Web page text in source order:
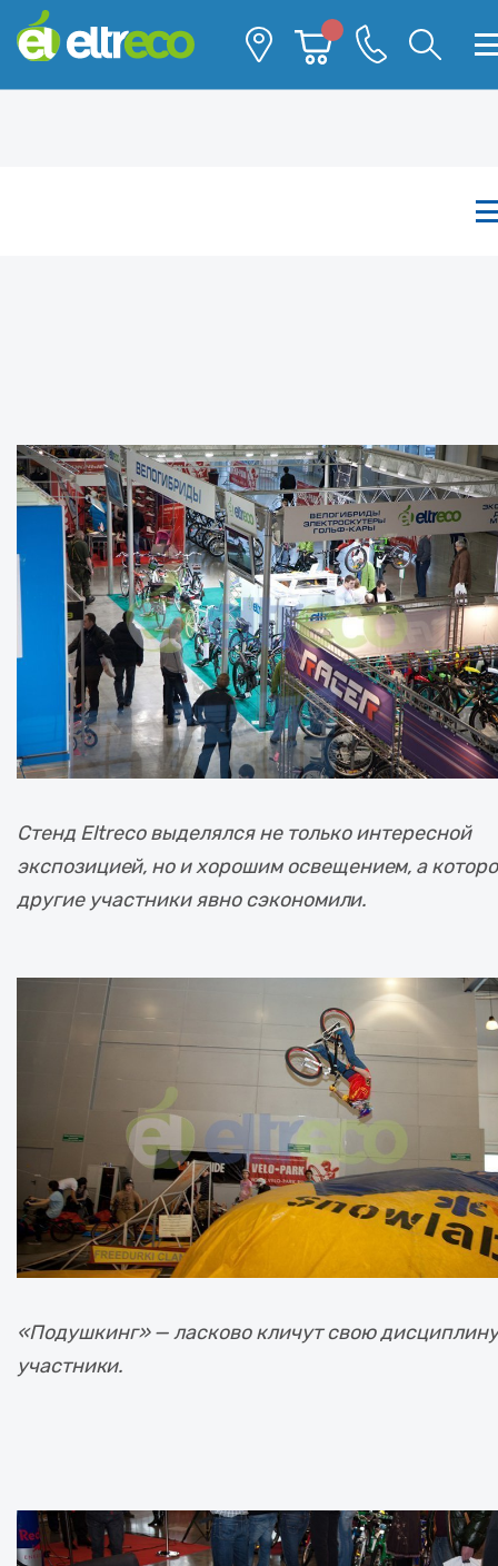
Стенд Eltreco выделялся не только интересной
экспозицией, но и хорошим освещением, а
другие участники явно сэкономили.
«Подушкинг» — ласково кличут свою дисциплину
участники.